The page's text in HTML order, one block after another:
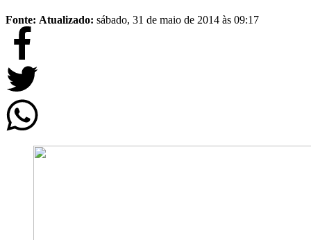
Fonte: Atualizado: sábado, 31 de maio de 2014 às 09:17